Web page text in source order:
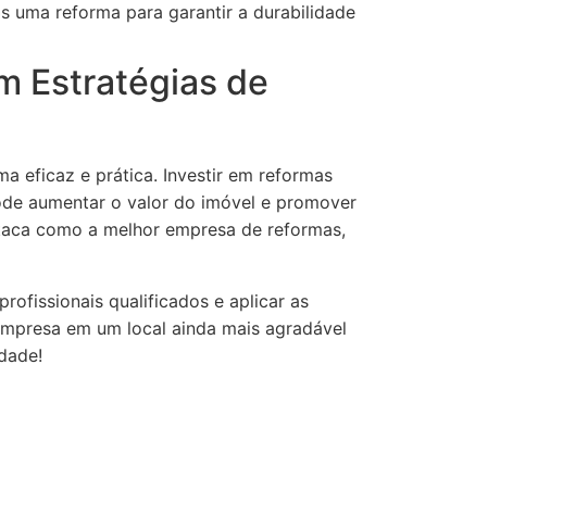
uma reforma para garantir a durabilidade
Estratégias de
eficaz e prática. Investir em reformas
aumentar o valor do imóvel e promover
como a melhor empresa de reformas,
qualificados e aplicar as
em um local ainda mais agradável